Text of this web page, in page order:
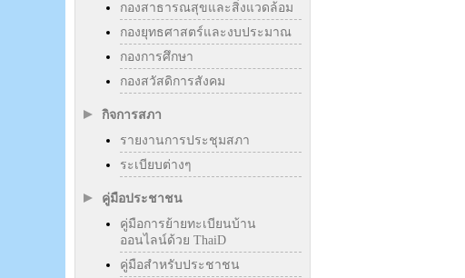
กองสาธารณสุขและสิ่งแวดล้อม
กองยุทธศาสตร์และงบประมาณ
กองการศึกษา
กองสวัสดิการสังคม
กิจการสภา
รายงานการประชุมสภา
ระเบียบต่างๆ
คู่มือประชาชน
คู่มือการย้ายทะเบียนบ้าน
ออนไลน์ด้วย ThaiD
คู่มือสำหรับประชาชน